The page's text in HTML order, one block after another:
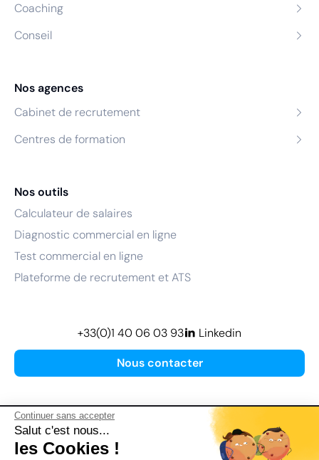
Continuer sans accepter
Salut c'est nous...
les Cookies !
Coaching
Conseil
Nos agences
Cabinet de recrutement
Centres de formation
Nos outils
Calculateur de salaires
Diagnostic commercial en ligne
Test commercial en ligne
Plateforme de recrutement et ATS
Nous contacter
+33(0)1 40 06 03 93 Linkedin